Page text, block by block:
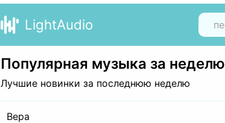
LightAudio
Популярная музыка за неделю
Лучшие новинки за последнюю неделю
Вера